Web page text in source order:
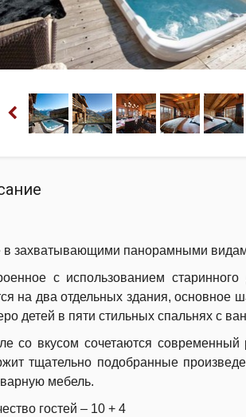
в захватывающими панорамными
с использованием
на два отдельных здания,
детей в пяти стильных спальнях с
со вкусом сочетаются
тщательно подобранные
мебель.
гостей – 10 + 4